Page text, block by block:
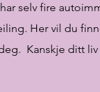
selv fire
Her vil du
Kanskje ditt